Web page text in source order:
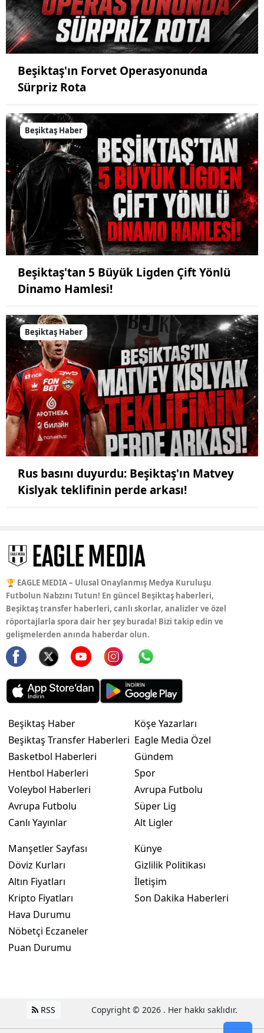
Beşiktaş'ın Forvet Operasyonunda
Sürpriz Rota
Beşiktaş Haber
Beşiktaş'tan 5 Büyük Ligden Çift Yönlü
Dinamo Hamlesi!
Beşiktaş Haber
Rus basını duyurdu: Beşiktaş'ın Matvey
Kislyak teklifinin perde arkası!
🏆 EAGLE MEDIA – Ulusal Onaylanmış Medya Kuruluşu
Futbolun Nabzını Tutun! En güncel Beşiktaş haberleri,
Beşiktaş transfer haberleri, canlı skorlar, analizler ve özel
röportajlarla spora dair her şey burada! Bizi takip edin ve
gelişmelerden anında haberdar olun.
Beşiktaş Haber
Beşiktaş Transfer Haberleri
Basketbol Haberleri
Hentbol Haberleri
Voleybol Haberleri
Avrupa Futbolu
Canlı Yayınlar
Köşe Yazarları
Eagle Media Özel
Gündem
Spor
Avrupa Futbolu
Süper Lig
Alt Ligler
Manşetler Sayfası
Döviz Kurları
Altın Fiyatları
Kripto Fiyatları
Hava Durumu
Nöbetçi Eczaneler
Puan Durumu
Künye
Gizlilik Politikası
İletişim
Son Dakika Haberleri
RSS Copyright © 2026 . Her hakkı saklıdır.